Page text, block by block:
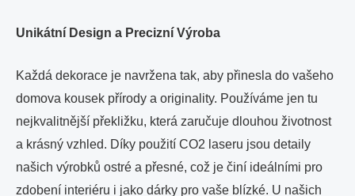
Unikátní Design a Precizní Výroba
Každá dekorace je navržena tak, aby přinesla do vašeho
domova kousek přírody a originality. Používáme jen tu
nejkvalitnější překližku, která zaručuje dlouhou životnost
a krásný vzhled. Díky použití CO2 laseru jsou detaily
našich výrobků ostré a přesné, což je činí ideálními pro
zdobení interiéru i jako dárky pro vaše blízké. U našich